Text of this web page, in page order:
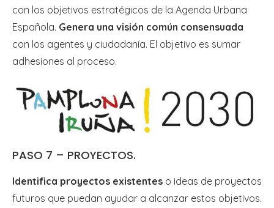
con los objetivos estratégicos de la Agenda Urbana
Española. Genera una visión común consensuada
con los agentes y ciudadanía. El objetivo es sumar
adhesiones al proceso.
PASO 7 – PROYECTOS.
Identifica proyectos existentes o ideas de proyectos
futuros que puedan ayudar a alcanzar estos objetivos.